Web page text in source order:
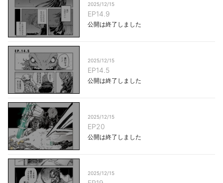
2025/12/15
EP14.9
公開は終了しました
2025/12/15
EP14.5
公開は終了しました
2025/12/15
EP20
公開は終了しました
2025/12/15